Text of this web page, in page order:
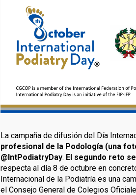
La campaña de difusión del Día
profesional de la Podología (una
@IntPodiatryDay. El segundo reto
respecta al día 8 de octubre en
Internacional de la Podiatría es una
el Consejo General de Colegios